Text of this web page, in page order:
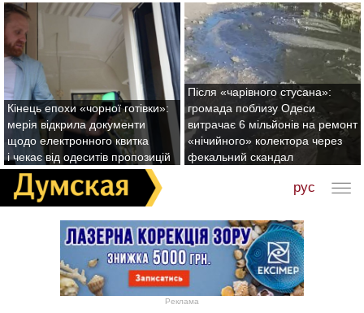
Кінець епохи «чорної готівки»:
мерія відкрила документи
щодо електронного квитка
і чекає від одеситів пропозицій
Після «чарівного стусана»:
громада поблизу Одеси
витрачає 6 мільйонів на ремонт
«нічийного» колектора через
фекальний скандал
рус
Реклама